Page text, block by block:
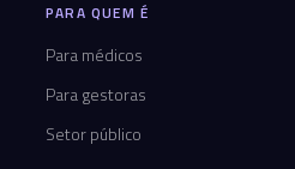
PARA QUEM É
Para médicos
Para gestoras
Setor público